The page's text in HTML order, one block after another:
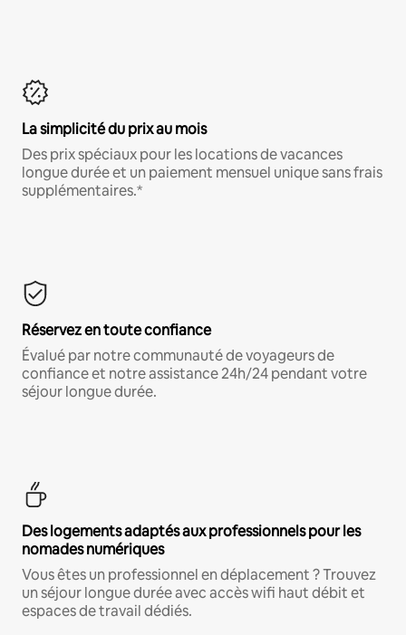
La simplicité du prix au mois
Des prix spéciaux pour les locations de vacances
longue durée et un paiement mensuel unique sans frais
supplémentaires.*
Réservez en toute confiance
Évalué par notre communauté de voyageurs de
confiance et notre assistance 24h/24 pendant votre
séjour longue durée.
Des logements adaptés aux professionnels pour les
nomades numériques
Vous êtes un professionnel en déplacement ? Trouvez
un séjour longue durée avec accès wifi haut débit et
espaces de travail dédiés.